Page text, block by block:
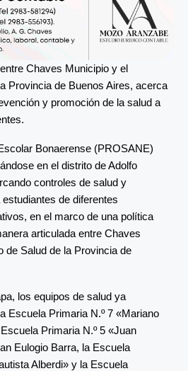
Chaves Municipio y el
Provincia de Buenos Aires, acerca
y promoción de la salud a
Bonaerense (PROSANE)
en el distrito de Adolfo
controles de salud y
de diferentes
en el marco de una política
articulada entre Chaves
de Salud de la Provincia de
los equipos de salud ya
Escuela Primaria N.º 7 «Mariano
Primaria N.º 5 «Juan
Eulogio Barra, la Escuela
Alberdi» y la Escuela